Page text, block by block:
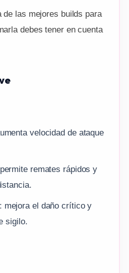
de las mejores builds para
debes tener en cuenta
velocidad de ataque
remates rápidos y
mejora el daño crítico y
sigilo.